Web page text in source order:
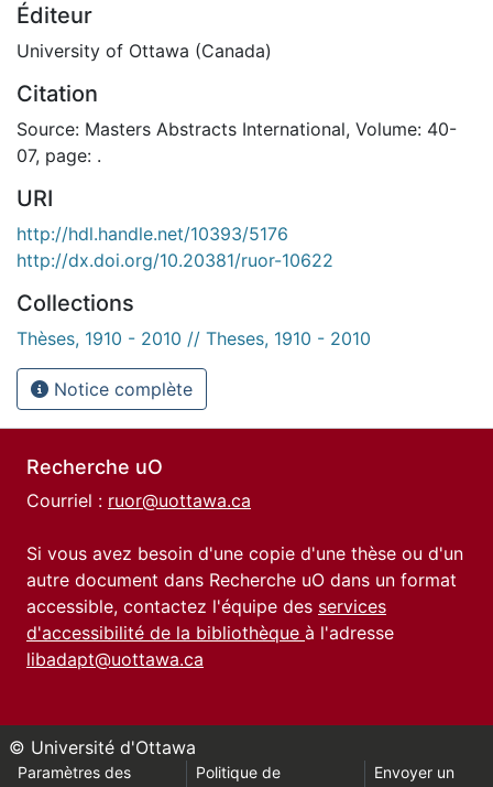
Éditeur
University of Ottawa (Canada)
Citation
Source: Masters Abstracts International, Volume: 40-
07, page: .
URI
http://hdl.handle.net/10393/5176
http://dx.doi.org/10.20381/ruor-10622
Collections
Thèses, 1910 - 2010 // Theses, 1910 - 2010
Notice complète
Recherche uO
Courriel : ruor@uottawa.ca
Si vous avez besoin d'une copie d'une thèse ou d'un
autre document dans Recherche uO dans un format
accessible, contactez l'équipe des services
d'accessibilité de la bibliothèque à l'adresse
libadapt@uottawa.ca
© Université d'Ottawa
Paramètres des
Politique de
Envoyer un